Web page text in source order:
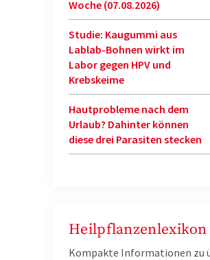
Woche (07.08.2026)
Studie: Kaugummi aus
Lablab-Bohnen wirkt im
Labor gegen HPV und
Krebskeime
Hautprobleme nach dem
Urlaub? Dahinter können
diese drei Parasiten stecken
Heilpflanzenlexikon
Kompakte Informationen zu